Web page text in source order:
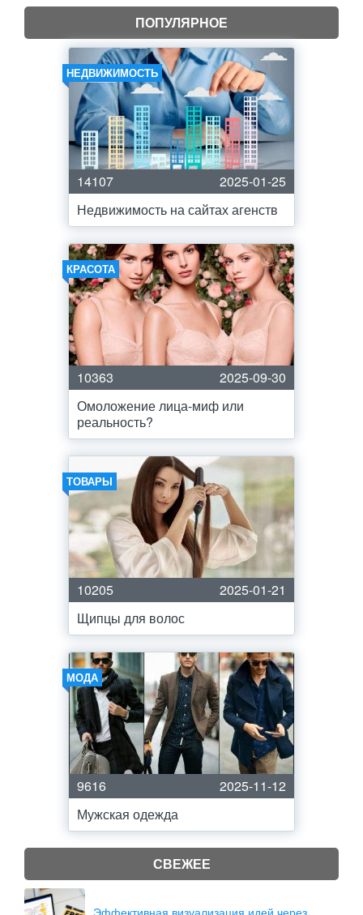
ПОПУЛЯРНОЕ
НЕДВИЖИМОСТЬ
14107
2025-01-25
Недвижимость на сайтах агенств
КРАСОТА
10363
2025-09-30
Омоложение лица-миф или
реальность?
ТОВАРЫ
10205
2025-01-21
Щипцы для волос
МОДА
9616
2025-11-12
Мужская одежда
СВЕЖЕЕ
Эффективная визуализация идей через